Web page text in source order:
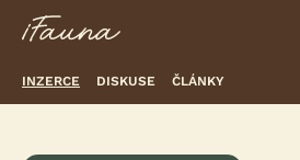
INZERCE DISKUSE ČLÁNKY